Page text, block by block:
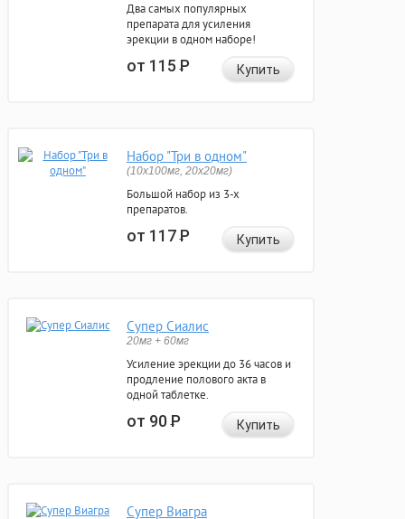
Два самых популярных
препарата для усиления
эрекции в одном наборе!
от 115Р Купить
Набор "Три в одном"
(10x100мг, 20x20мг)
Большой набор из 3-х
препаратов.
от 117Р Купить
Супер Сиалис
20мг + 60мг
Усиление эрекции до 36 часов и
продление полового акта в
одной таблетке.
от 90Р Купить
Супер Виагра